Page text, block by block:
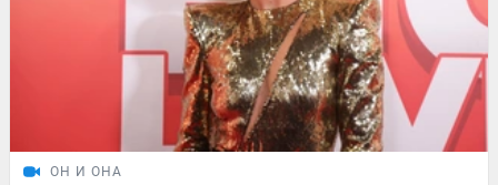
ОН И ОНА